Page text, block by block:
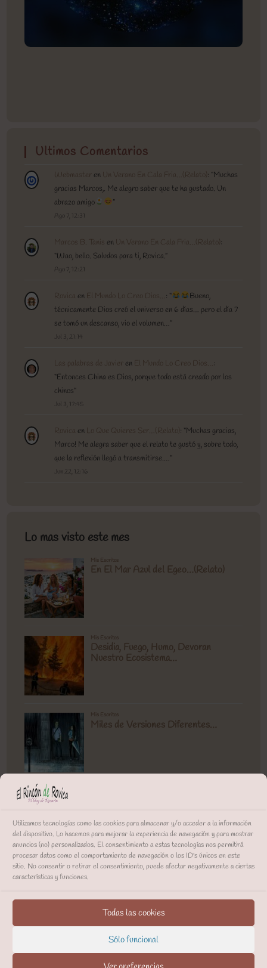
Utilizamos tecnologías como las cookies para almacenar y/o acceder a la información
del dispositivo. Lo hacemos para mejorar la experiencia de navegación y para mostrar
anuncios (no) personalizados. El consentimiento a estas tecnologías nos permitirá
procesar datos como el comportamiento de navegación o los ID's únicos en este
sitio. No consentir o retirar el consentimiento, puede afectar negativamente a ciertas
características y funciones.
Todas las cookies
Sólo funcional
Ultimos Comentarios
Webmaster en Un Verano En Cala Fria…(Relato) : “Muchas
gracias Marcos,. Me alegro saber que te ha gustado. Un
abrazo amigo
”
Ago 7, 12:31
Marcos B. Tanis en Un Verano En Cala Fria…(Relato) :
“Wao, bello. Saludos para ti, Rovica.”
Ago 7, 12:21
Rovica en El Mundo Lo Creo Dios… : “
Bueno,
técnicamente Dios creó el universo en 6 días… pero el día 7
se tomó un descanso, vio el volumen…”
Jul 3, 21:14
Las palabras de Javier en El Mundo Lo Creo Dios… :
“Entonces China es Dios, porque todo está creado por los
chinos”
Jul 3, 17:45
Rovica en Lo Que Quieres Ser…(Relato) : “Muchas gracias,
Marco! Me alegra saber que el relato te gustó y, sobre todo,
que la reflexión llegó a transmitirse.…”
Jun 22, 12:16
Lo mas visto este mes